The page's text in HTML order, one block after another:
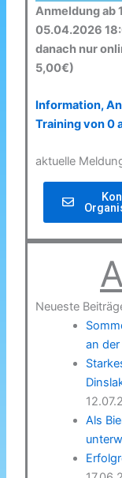
Anmeldung ab
05.04.2026
danach nur
5,00€)
Information,
Training von 0
aktuelle
Neueste
an
Als